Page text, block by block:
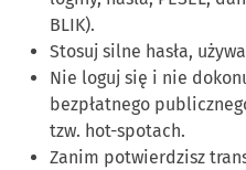
BLIK).
Stosuj silne hasła,
Nie loguj się i nie
bezpłatnego
tzw. hot-spotach.
Zanim potwierdzisz